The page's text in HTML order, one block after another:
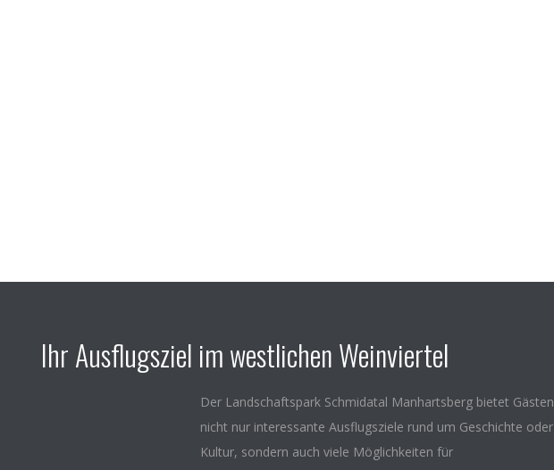
Ihr Ausflugsziel im westlichen Weinviertel
Der Landschaftspark Schmidatal Manhartsberg bietet Gästen
nicht nur interessante Ausflugsziele rund um Geschichte oder
Kultur, sondern auch viele Möglichkeiten für